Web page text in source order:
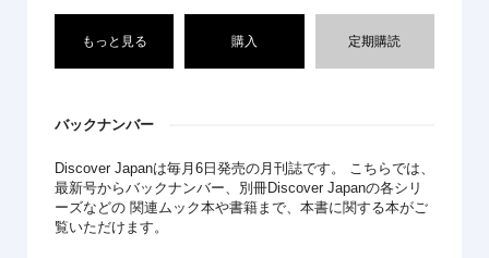
もっと見る 購入 定期購読
バックナンバー
Discover Japanは毎月6日発売の月刊誌です。 こちらでは、
最新号からバックナンバー、別冊Discover Japanの各シリ
ーズなどの 関連ムック本や書籍まで、本書に関する本がご
覧いただけます。